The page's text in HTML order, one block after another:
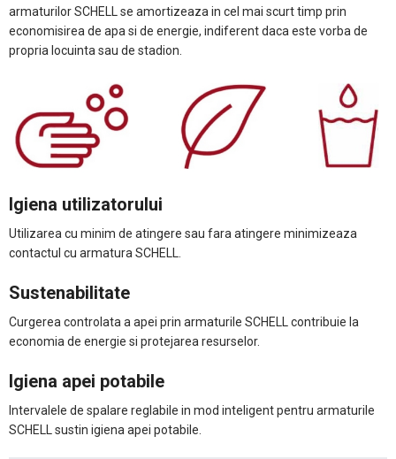
armaturilor SCHELL se amortizeaza in cel mai scurt timp prin
economisirea de apa si de energie, indiferent daca este vorba de
propria locuinta sau de stadion.
Igiena utilizatorului
Utilizarea cu minim de atingere sau fara atingere minimizeaza
contactul cu armatura SCHELL.
Sustenabilitate
Curgerea controlata a apei prin armaturile SCHELL contribuie la
economia de energie si protejarea resurselor.
Igiena apei potabile
Intervalele de spalare reglabile in mod inteligent pentru armaturile
SCHELL sustin igiena apei potabile.